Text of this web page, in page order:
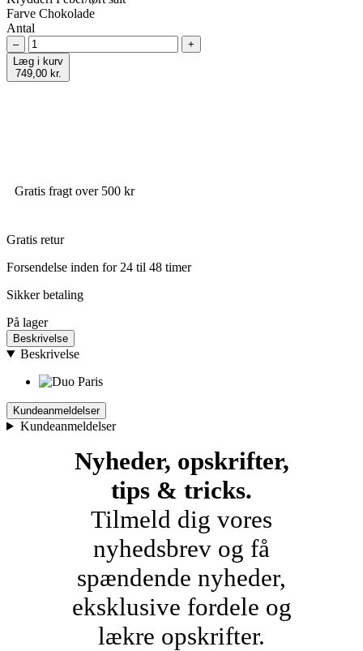
Farve Chokolade
Antal
–
+
Læg i kurv
749,00 kr.
Gratis fragt over 500 kr
Gratis retur
Forsendelse inden for 24 til 48 timer
Sikker betaling
På lager
Beskrivelse
Beskrivelse
Kundeanmeldelser
Kundeanmeldelser
Nyheder, opskrifter,
tips & tricks.
Tilmeld dig vores
nyhedsbrev og få
spændende nyheder,
eksklusive fordele og
lækre opskrifter.